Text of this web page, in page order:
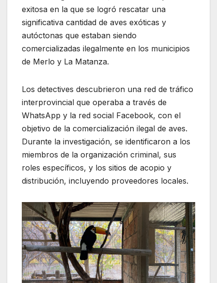
exitosa en la que se logró rescatar una
significativa cantidad de aves exóticas y
autóctonas que estaban siendo
comercializadas ilegalmente en los municipios
de Merlo y La Matanza.
Los detectives descubrieron una red de tráfico
interprovincial que operaba a través de
WhatsApp y la red social Facebook, con el
objetivo de la comercialización ilegal de aves.
Durante la investigación, se identificaron a los
miembros de la organización criminal, sus
roles específicos, y los sitios de acopio y
distribución, incluyendo proveedores locales.